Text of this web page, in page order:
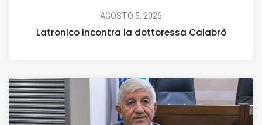
AGOSTO 5, 2026
Latronico incontra la dottoressa Calabrò